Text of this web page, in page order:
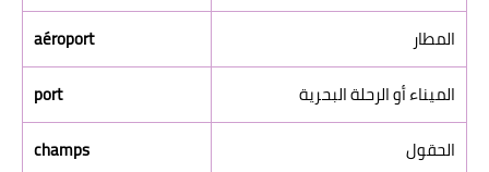
المطار
aéroport
الميناء أو الرحلة البحرية
port
الحقول
champs